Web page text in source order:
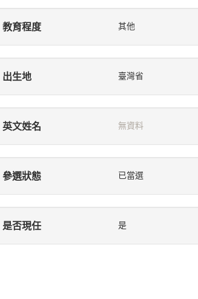
教育程度 其他
出生地 臺灣省
英文姓名 無資料
參選狀態 已當選
是否現任 是